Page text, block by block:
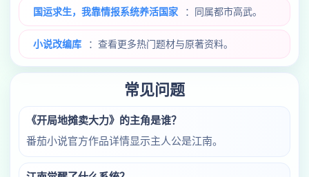
国运求生，我靠情报系统养活国家 ：同属都市高武。
小说改编库 ：查看更多热门题材与原著资料。
常见问题
《开局地摊卖大力》的主角是谁？
番茄小说官方作品详情显示主人公是江南。